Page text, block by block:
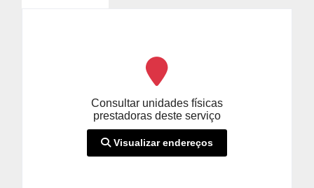
Consultar unidades físicas
prestadoras deste serviço
Visualizar endereços